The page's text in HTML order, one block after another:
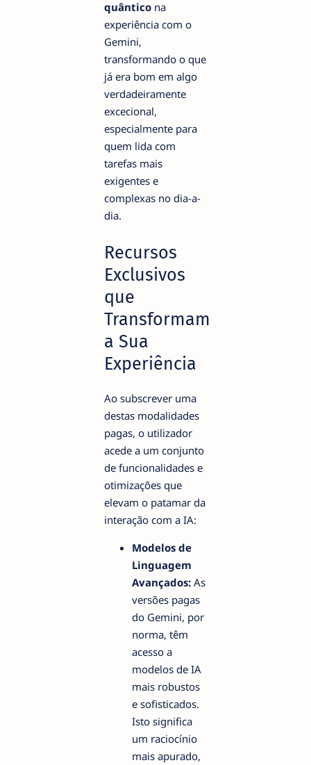
quântico na
experiência com o
Gemini,
transformando o que
já era bom em algo
verdadeiramente
excecional,
especialmente para
quem lida com
tarefas mais
exigentes e
complexas no dia-a-
dia.
Recursos
Exclusivos
que
Transformam
a Sua
Experiência
Ao subscrever uma
destas modalidades
pagas, o utilizador
acede a um conjunto
de funcionalidades e
otimizações que
elevam o patamar da
interação com a IA:
Modelos de
Linguagem
Avançados: As
versões pagas
do Gemini, por
norma, têm
acesso a
modelos de IA
mais robustos
e sofisticados.
Isto significa
um raciocínio
mais apurado,